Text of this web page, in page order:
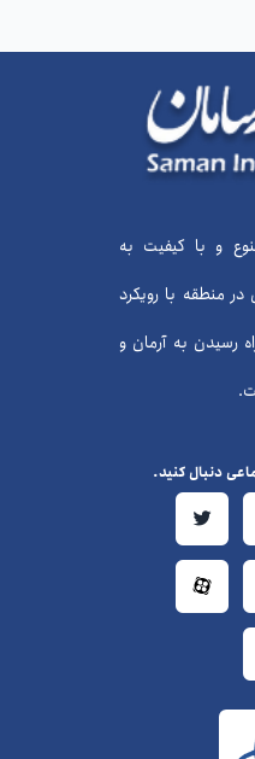
و با کیفیت به
منطقه با رویکرد
رسیدن به آرمان و
دنبال کنید.